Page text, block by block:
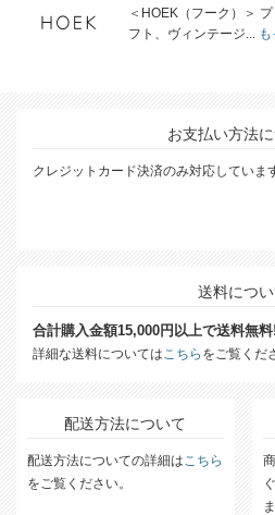
＜HOEK（フーク）＞
フト、ヴィンテージ...
お支払い方法
クレジットカード決済のみ対応していま
送料につ
合計購入金額15,000円以上で送料無料!
詳細な送料については こちら をご覧くだ
配送方法について
配送方法についての詳細は こちら
をご覧ください。